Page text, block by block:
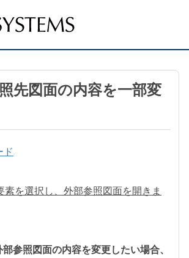
先図面の内容を一部変
ド
素を選択し、外部参照図面を開きま
参照図面の内容を変更したい場合、